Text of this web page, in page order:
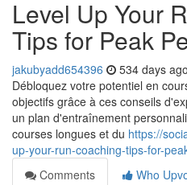
Level Up Your
Tips for Peak
jakubyadd654396 534 days ago
Débloquez votre potentiel en
objectifs grâce à ces conseils
un plan d'entraînement
courses longues et du https://
up-your-run-coaching-tips-for-
Comments
Who